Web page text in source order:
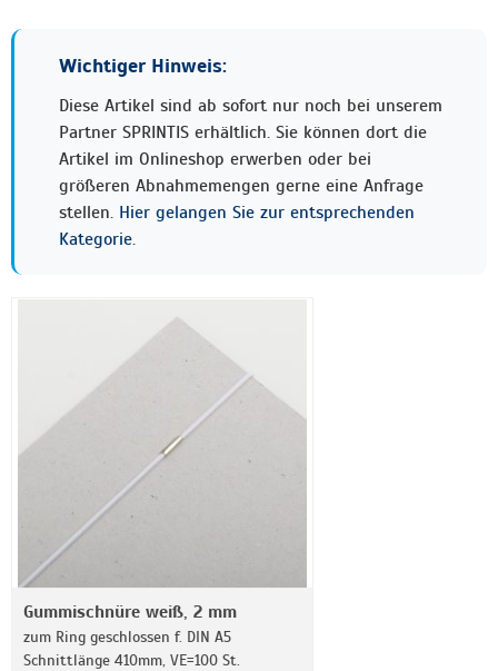
Wichtiger Hinweis:
Diese Artikel sind ab sofort nur noch bei unserem
Partner SPRINTIS erhältlich. Sie können dort die
Artikel im Onlineshop erwerben oder bei
größeren Abnahmemengen gerne eine Anfrage
stellen. Hier gelangen Sie zur entsprechenden
Kategorie.
Gummischnüre weiß, 2 mm
zum Ring geschlossen f. DIN A5
Schnittlänge 410mm, VE=100 St.